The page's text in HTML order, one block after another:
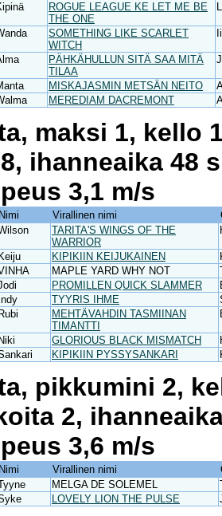
ROGUE LEAGUE KE LET ME BE
THE ONE
SOMETHING LIKE SCARLET
WITCH
PÄHKÄHULLUN SITÄ SAA MITÄ
TILAA
MISKAJASMIN METSÄN NEITO
MEREDIAM DACREMONT
maksi 1, kello
ihanneaika 48
3,1 m/s
Nimi Virallinen nimi
TARITA'S WINGS OF THE
WARRIOR
Keiju KIPIKIIN KEIJUKAINEN
MAPLE YARD WHY NOT
PROMILLEN QUICK SLAMMER
Indy TYYRIS IHME
Rubi
MEHTÄVAHDIN TASMIINAN
TIMANTTI
Niki GLORIOUS BLACK MISMATCH
KIPIKIIN PYSSYSANKARI
pikkumini 2,
2,
3,6 m/s
Nimi Virallinen nimi
MELGA DE SOLEMEL
LOVELY LION THE PULSE